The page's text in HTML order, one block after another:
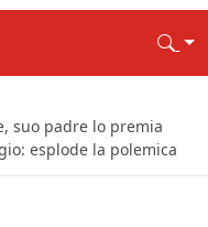
suo padre lo premia
esplode la polemica